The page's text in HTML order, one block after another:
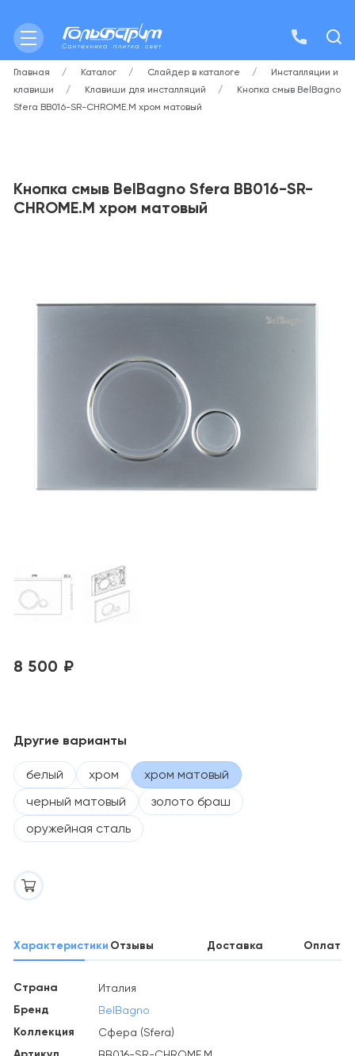
Главная Каталог Слайдер в каталоге
Инсталляции и
клавиши
Клавиши для инсталляций
Кнопка смыв BelBagno
Sfera BB016-SR-CHROME.M хром матовый
Кнопка смыв BelBagno Sfera BB016-SR-
CHROME.M хром матовый
8 500 ₽
Другие варианты
белый хром
хром матовый
черный матовый
золото браш
оружейная сталь
Характеристики Отзывы Доставка Оплата
Страна Италия
Бренд BelBagno
Коллекция Сфера (Sfera)